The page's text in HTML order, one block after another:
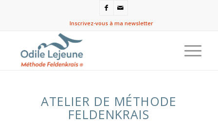
Inscrivez-vous à ma newsletter
ATELIER DE MÉTHODE
FELDENKRAIS